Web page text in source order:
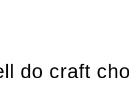
do craft